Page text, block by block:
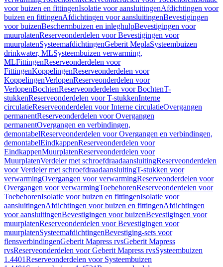
voor buizen en fittingenIsolatie voor aansluitingenAfdichtingen voor
buizen en fittingenAfdichtingen voor aansluitingenBevestigingen
voor buizenBeschermbuizen en inleghulpBevestigingen voor
muurplatenReserveonderdelen voor Bevestigingen voor
muurplatenSysteemafdichtingenGeberit MeplaSysteembuizen
drinkwater, MLSysteembuizen verwarming,
MLFittingenReserveonderdelen voor
FittingenKoppelingenReserveonderdelen voor
KoppelingenVerlopenReserveonderdelen voor
VerlopenBochtenReserveonderdelen voor BochtenT-
stukkenReserveonderdelen voor T-stukkenInterne
circulatieReserveonderdelen voor Interne circulatieOvergangen
permanentReserveonderdelen voor Overgangen
permanentOvergangen en verbindingen,
demontabelReserveonderdelen voor Overgangen en verbindingen,
demontabelEindkappenReserveonderdelen voor
EindkappenMuurplatenReserveonderdelen voor
MuurplatenVerdeler met schroefdraadaansluitingReserveonderdelen
voor Verdeler met schroefdraadaansluitingT-stukken voor
verwarmingOvergangen voor verwarmingReserveonderdelen voor
Overgangen voor verwarmingToebehorenReserveonderdelen voor
ToebehorenIsolatie voor buizen en fittingenIsolatie voor
aansluitingenAfdichtingen voor buizen en fittingenAfdichtingen
voor aansluitingenBevestigingen voor buizenBevestigingen voor
muurplatenReserveonderdelen voor Bevestigingen voor
muurplatenSysteemafdichtingenBevestiging-sets voor
flensverbindingenGeberit Mapress rvsGeberit Mapress
rvsReserveonderdelen voor Geberit Mapress rvsSysteembuizen
1.4401Reserveonderdelen voor Systeembuizen